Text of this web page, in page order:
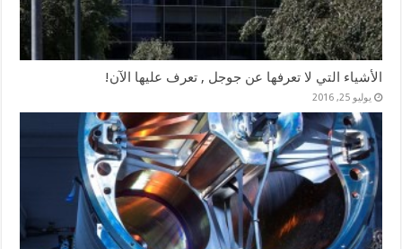
الأشياء التي لا تعرفها عن جوجل , تعرف عليها الآن!
يوليو 25, 2016